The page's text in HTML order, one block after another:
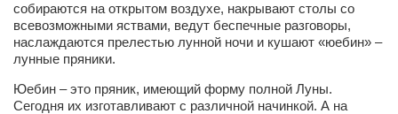
Косметологическое отделение КП Сумская
городская клиническая больница №4
Тенториум -центр независимых дистрибьюторов
собираются на открытом воздухе, накрывают столы со
всевозможными яствами, ведут беспечные разговоры,
наслаждаются прелестью лунной ночи и кушают «юебин» –
лунные пряники.
Юебин – это пряник, имеющий форму полной Луны.
Сегодня их изготавливают с различной начинкой. А на